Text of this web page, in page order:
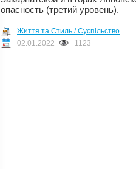
опасность (третий уровень).
Життя та Стиль / Суспільство
02.01.2022
1123